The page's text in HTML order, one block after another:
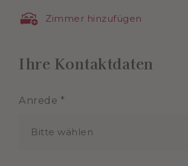
Zimmer hinzufügen
Ihre Kontaktdaten
Anrede *
Bitte wählen